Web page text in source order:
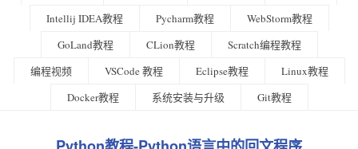
Intellij IDEA教程
Pycharm教程
WebStorm教程
GoLand教程
CLion教程
Scratch编程教程
编程视频
VSCode 教程 Eclipse教程
Linux教程
Docker教程
系统安装与升级 Git教程